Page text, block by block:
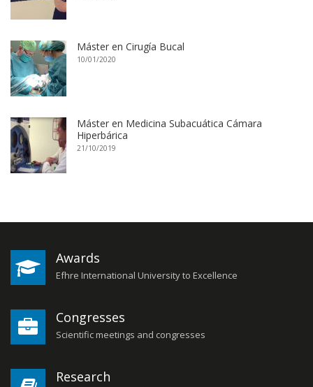
Máster en Cirugía Bucal
10/01/2020
Máster en Medicina Subacuática Cámara
Hiperbárica
21/10/2019
Awards
Efhre International University to Excellence
Congresses
Scientific meetings and congresses
Research